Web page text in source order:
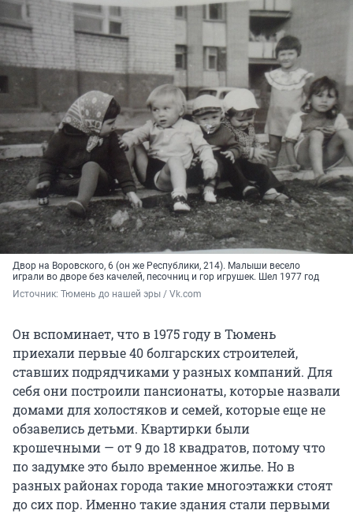
Двор на Воровского, 6 (он же Республики, 214). Малыши весело
играли во дворе без качелей, песочниц и гор игрушек. Шел 1977 год
Источник: Тюмень до нашей эры / Vk.com
Он вспоминает, что в 1975 году в Тюмень
приехали первые 40 болгарских строителей,
ставших подрядчиками у разных компаний. Для
себя они построили пансионаты, которые назвали
домами для холостяков и семей, которые еще не
обзавелись детьми. Квартирки были
крошечными — от 9 до 18 квадратов, потому что
по задумке это было временное жилье. Но в
разных районах города такие многоэтажки стоят
до сих пор. Именно такие здания стали первыми